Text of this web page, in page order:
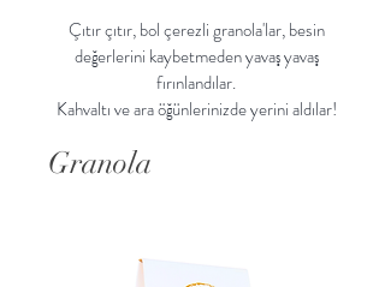
Çıtır çıtır, bol çerezli granola'lar, besin
değerlerini kaybetmeden yavaş yavaş
fırınlandılar.
Kahvaltı ve ara öğünlerinizde yerini aldılar!
Granola